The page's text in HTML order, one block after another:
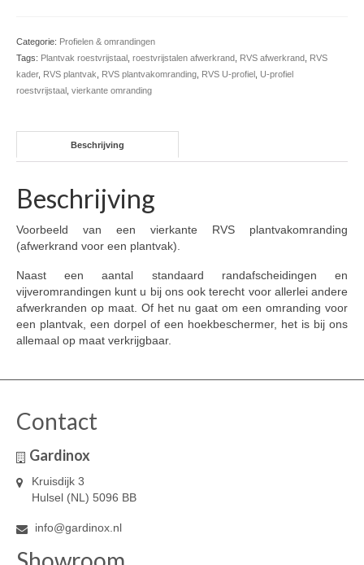
Categorie: Profielen & omrandingen
Tags: Plantvak roestvrijstaal roestvrijstalen afwerkrand RVS afwerkrand RVS
kader, RVS plantvak RVS plantvakomranding RVS U-profiel U-profiel
roestvrijstaal vierkante omranding
Beschrijving
Beschrijving
Voorbeeld van een vierkante RVS plantvakomranding
(afwerkrand voor een plantvak).
Naast een aantal standaard randafscheidingen en
vijveromrandingen kunt u bij ons ook terecht voor allerlei andere
afwerkranden op maat. Of het nu gaat om een omranding voor
een plantvak, een dorpel of een hoekbeschermer, het is bij ons
allemaal op maat verkrijgbaar.
Contact
Gardinox
Kruisdijk 3
Hulsel (NL) 5096 BB
info@gardinox.nl